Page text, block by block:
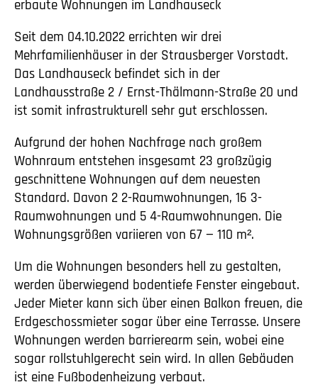
erbaute Wohnungen im Landhauseck
Seit dem 04.10.2022 errichten wir drei
Mehrfamilienhäuser in der Strausberger Vorstadt.
Das Landhauseck befindet sich in der
Landhausstraße 2 / Ernst-Thälmann-Straße 20 und
ist somit infrastrukturell sehr gut erschlossen.
Aufgrund der hohen Nachfrage nach großem
Wohnraum entstehen insgesamt 23 großzügig
geschnittene Wohnungen auf dem neuesten
Standard. Davon 2 2-Raumwohnungen, 16 3-
Raumwohnungen und 5 4-Raumwohnungen. Die
Wohnungsgrößen variieren von 67 — 110 m².
Um die Wohnungen besonders hell zu gestalten,
werden überwiegend bodentiefe Fenster eingebaut.
Jeder Mieter kann sich über einen Balkon freuen, die
Erdgeschossmieter sogar über eine Terrasse. Unsere
Wohnungen werden barrierearm sein, wobei eine
sogar rollstuhlgerecht sein wird. In allen Gebäuden
ist eine Fußbodenheizung verbaut.